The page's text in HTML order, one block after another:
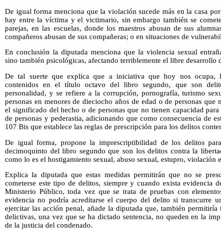
De igual forma menciona que la violación sucede más en la casa
hay entre la víctima y el victimario, sin embargo también se
parejas, en las escuelas, donde los maestros abusan de sus
compañeros abusan de sus compañeras; o en situaciones de
En conclusión la diputada menciona que la violencia sexual
sino también psicológicas, afectando terriblemente el libre desarrollo
De tal suerte que explica que a iniciativa que hoy nos ocupa,
contenidos en el título octavo del libro segundo, que son
personalidad, y se refiere a la corrupción, pornografía, turismo
personas en menores de dieciocho años de edad o de personas que
el significado del hecho o de personas que no tienen capacidad
de personas y pederastia, adicionando que como consecuencia de
107 Bis que establece las reglas de prescripción para los delitos
De igual forma, propone la imprescriptibilidad de los delitos
decimoquinto del libro segundo que son los delitos contra la
como lo es el hostigamiento sexual, abuso sexual, estupro, violación
Explica la diputada que estas medidas permitirán que no se
cometerse este tipo de delitos, siempre y cuando exista evidencia
Ministerio Público, toda vez que se trata de pruebas con
evidencia no podría acreditarse el cuerpo del delito si transcurre
ejercitar las acción penal, añade la diputada que, también permitiría
delictivas, una vez que se ha dictado sentencia, no queden en la
de la justicia del condenado.